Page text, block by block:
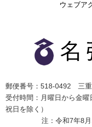
ウェブア
郵便番号：518-0492 三
受付時間：月曜日から金曜
祝日を除く）
注：令和7年8